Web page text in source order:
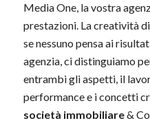
Media One, la vostra
prestazioni. La creatività
se nessuno pensa ai
agenzia, ci distinguiamo
entrambi gli aspetti, il
performance e i concetti
società immobiliare&